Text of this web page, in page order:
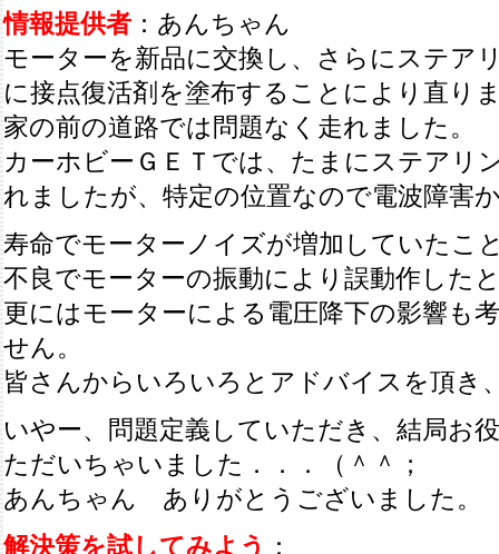
情報提供者 ：あんちゃん
モーターを新品に交換し、さらにステア
に接点復活剤を塗布することにより直り
家の前の道路では問題なく走れました。
カーホビーＧＥＴでは、たまにステアリ
れましたが、特定の位置なので電波障害
寿命でモーターノイズが増加していたこ
不良でモーターの振動により誤動作した
更にはモーターによる電圧降下の影響も
せん。
皆さんからいろいろとアドバイスを頂き
いやー、問題定義していただき、結局お
ただいちゃいました．．．（＾＾；
あんちゃん ありがとうございました。
解決策を試してみよう
：